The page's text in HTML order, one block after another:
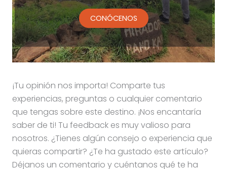
CONÓCENOS
¡Tu opinión nos importa! Comparte tus
experiencias, preguntas o cualquier comentario
que tengas sobre este destino. ¡Nos encantaría
saber de ti! Tu feedback es muy valioso para
nosotros. ¿Tienes algún consejo o experiencia que
quieras compartir? ¿Te ha gustado este artículo?
Déjanos un comentario y cuéntanos qué te ha